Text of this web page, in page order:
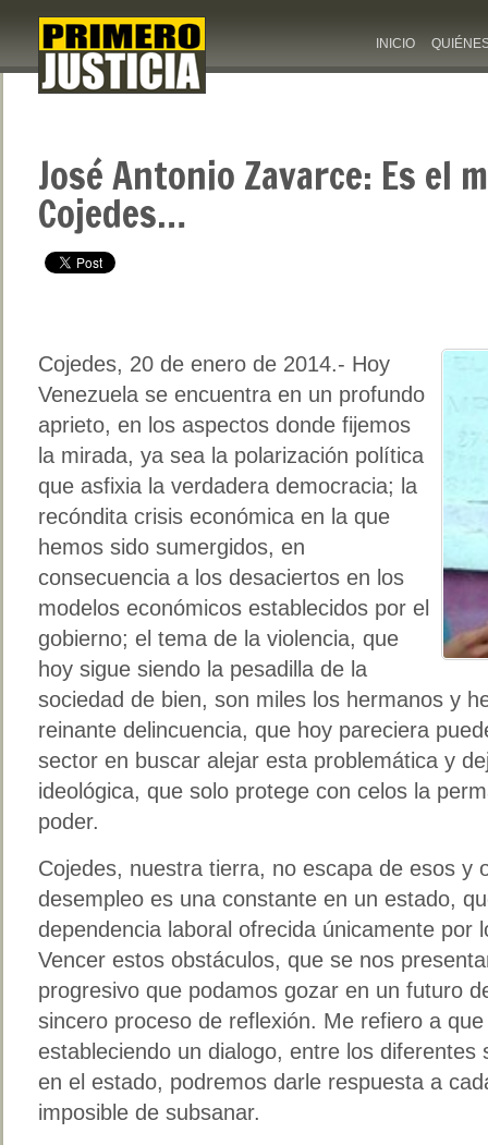
INICIO
José Antonio Zavarce: Es el
Cojedes…
Cojedes, 20 de enero de 2014.- Hoy
Venezuela se encuentra en un profundo
aprieto, en los aspectos donde fijemos
la mirada, ya sea la polarización política
que asfixia la verdadera democracia; la
recóndita crisis económica en la que
hemos sido sumergidos, en
consecuencia a los desaciertos en los
modelos económicos establecidos por el
gobierno; el tema de la violencia, que
hoy sigue siendo la pesadilla de la
sociedad de bien, son miles los hermanos y
reinante delincuencia, que hoy pareciera
sector en buscar alejar esta problemática y
ideológica, que solo protege con celos la
poder.
Cojedes, nuestra tierra, no escapa de esos y
desempleo es una constante en un estado,
dependencia laboral ofrecida únicamente por
Vencer estos obstáculos, que se nos
progresivo que podamos gozar en un futuro
sincero proceso de reflexión. Me refiero a
estableciendo un dialogo, entre los diferentes
en el estado, podremos darle respuesta a
imposible de subsanar.